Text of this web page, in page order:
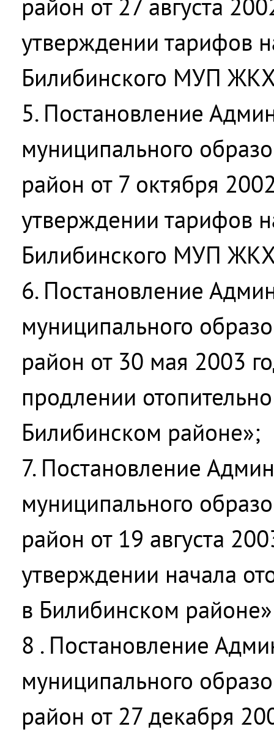
район от 27 августа
утверждении тарифов
Билибинского МУП
5. Постановление
муниципального
район от 7 октября
утверждении тарифов
Билибинского МУП
6. Постановление
муниципального
район от 30 мая 2003
продлении
Билибинском районе»;
7. Постановление
муниципального
район от 19 августа
утверждении начала
в Билибинском
8 . Постановление
муниципального
район от 27 декабря